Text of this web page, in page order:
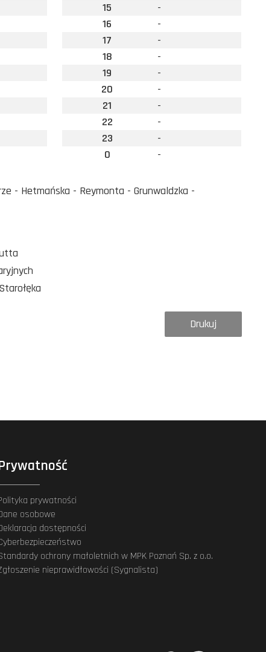
15
-
16
-
17
-
18
-
19
-
20
-
21
-
22
-
23
-
0
-
- Hetmańska - Reymonta - Grunwaldzka -
Drukuj
prywatności
osobowe
dostępności
ochrony małoletnich w MPK Poznań Sp. z o.o.
nieprawidłowości (Sygnalista)